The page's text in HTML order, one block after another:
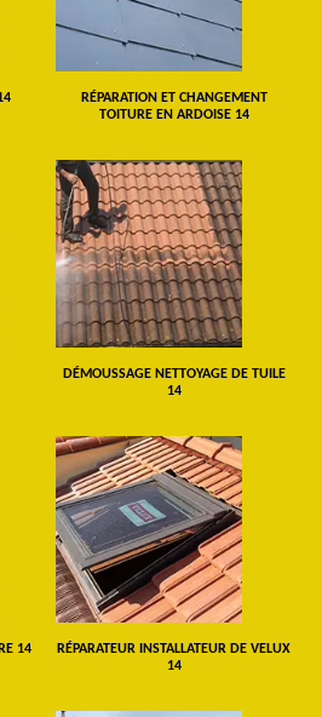
RÉPARATION ET CHANGEMENT
TOITURE EN ARDOISE 14
DÉMOUSSAGE NETTOYAGE DE TUILE
14
14
RÉPARATEUR INSTALLATEUR DE VELUX
14